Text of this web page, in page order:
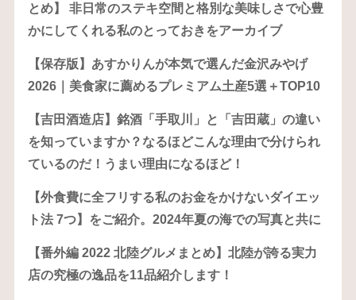
とめ】 非日常のステキ空間と格別な美味しさで心豊
かにしてくれる私のとっておきをアーカイブ
【保存版】あすかりんが本気で選んだ金沢みやげ
2026｜美食家に薦めるプレミアム土産5選＋TOP10
【吉田酒造店】銘酒「手取川」と「吉田蔵」の違い
を知っていますか？なるほどこんな理由で分けられ
ているのだ！うまい理由になるほど！
【外食費に全フリする私のお金をかけないダイエッ
ト法 7つ】をご紹介。2024年夏の海での写真と共に
【番外編 2022 北陸グルメまとめ】北陸が誇る実力
店の究極の逸品を11品紹介します！